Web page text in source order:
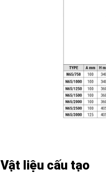
Vật liệu cấu tạo